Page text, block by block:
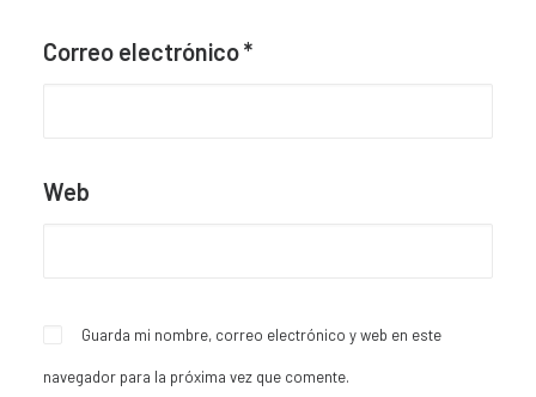
Correo electrónico*
Web
Guarda mi nombre, correo electrónico y web en este
navegador para la próxima vez que comente.